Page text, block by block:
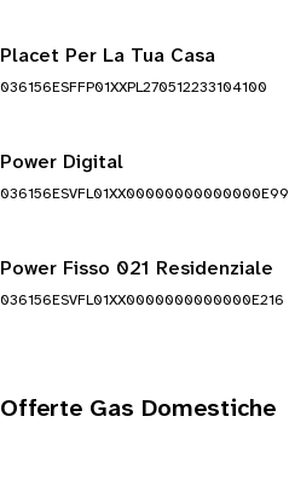
Placet Per La Tua Casa
036156ESFFP01XXPL270512233104100
Power Digital
036156ESVFL01XX00000000000000E99
Power Fisso 021 Residenziale
036156ESVFL01XX0000000000000E216
Offerte Gas Domestiche